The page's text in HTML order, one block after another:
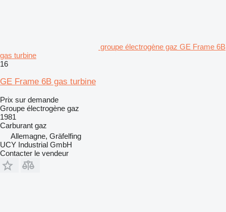
groupe électrogène gaz GE Frame 6B
gas turbine
16
GE Frame 6B gas turbine
Prix sur demande
Groupe électrogène gaz
1981
Carburant gaz
Allemagne, Gräfelfing
UCY Industrial GmbH
Contacter le vendeur